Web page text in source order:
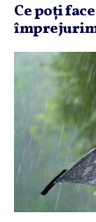
Ce poţi